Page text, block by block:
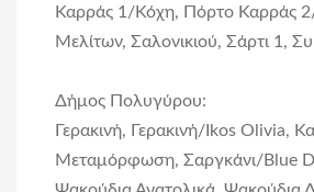
Καρράς 1/Κόχη, Πόρτο Καρράς
Μελίτων, Σαλονικιού, Σάρτι 1,
Δήμος Πολυγύρου:
Γερακινή, Γερακινή/Ikos Olivia,
Μεταμόρφωση, Σαργκάνι/Blue